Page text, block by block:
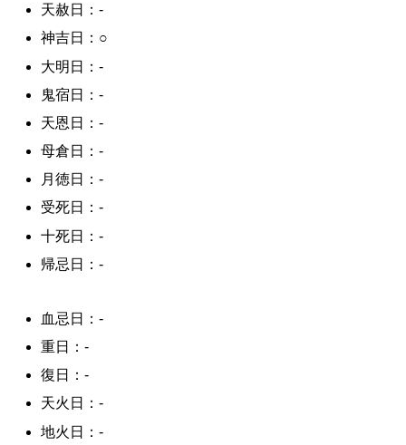
天赦日：-
神吉日：○
大明日：-
鬼宿日：-
天恩日：-
母倉日：-
月徳日：-
受死日：-
十死日：-
帰忌日：-
血忌日：-
重日：-
復日：-
天火日：-
地火日：-